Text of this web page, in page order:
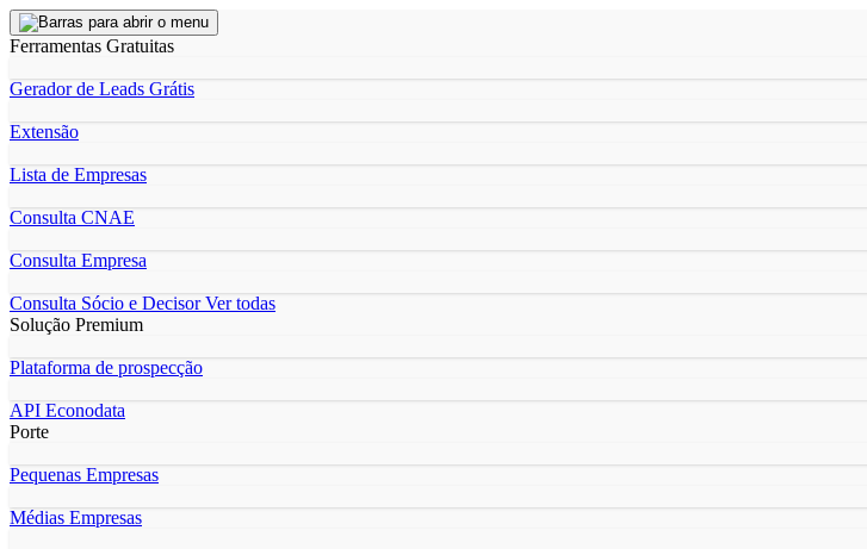
Ferramentas Gratuitas
Gerador de Leads Grátis
Extensão
Lista de Empresas
Consulta CNAE
Consulta Empresa
Consulta Sócio e DecisorVer todas
Solução Premium
Plataforma de prospecção
API Econodata
Porte
Pequenas Empresas
Médias Empresas